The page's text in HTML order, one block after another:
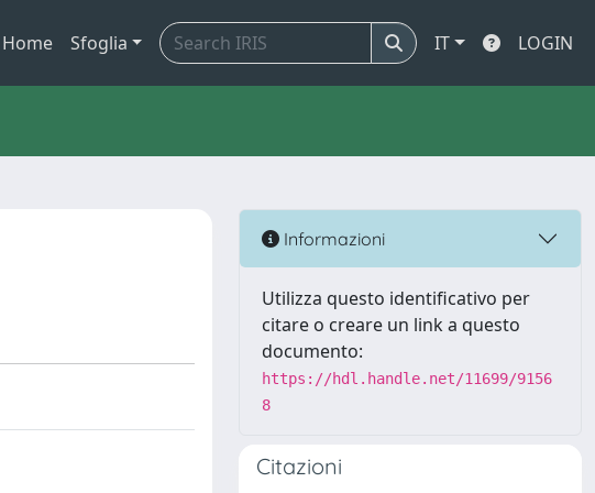
Home Sfoglia IT LOGIN
Informazioni
Utilizza questo identificativo per
citare o creare un link a questo
documento:
https://hdl.handle.net/11699/9156
8
Citazioni